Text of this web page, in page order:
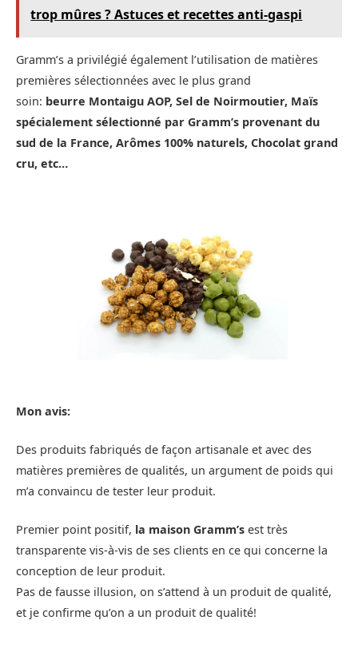
trop mûres ? Astuces et recettes anti-gaspi
Gramm’s a privilégié également l’utilisation de matières
premières sélectionnées avec le plus grand
soin: beurre Montaigu AOP, Sel de Noirmoutier, Maïs
spécialement sélectionné par Gramm’s provenant du
sud de la France, Arômes 100% naturels, Chocolat grand
cru, etc…
Mon avis:
Des produits fabriqués de façon artisanale et avec des
matières premières de qualités, un argument de poids qui
m’a convaincu de tester leur produit.
Premier point positif, la maison Gramm’s est très
transparente vis-à-vis de ses clients en ce qui concerne la
conception de leur produit.
Pas de fausse illusion, on s’attend à un produit de qualité,
et je confirme qu’on a un produit de qualité!